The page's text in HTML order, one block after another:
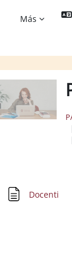
Más
Perfilado
Docenti